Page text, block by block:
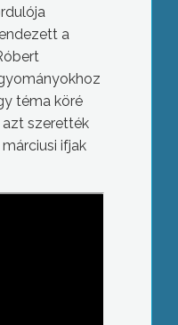
a
téma köré
szerették
ifjak